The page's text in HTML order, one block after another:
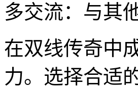
多交流：与其
在双线传奇中
力。选择合适